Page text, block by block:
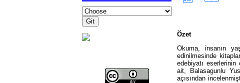
Özet
Okuma, insanın
edinilmesinde
edebiyatı
ait, Balasagunlu
açısından